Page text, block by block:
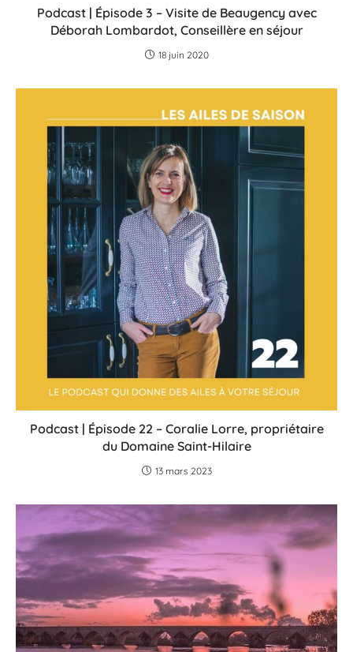
Podcast | Épisode 3 – Visite de Beaugency avec
Déborah Lombardot, Conseillère en séjour
18 juin 2020
Podcast | Épisode 22 – Coralie Lorre, propriétaire
du Domaine Saint-Hilaire
13 mars 2023